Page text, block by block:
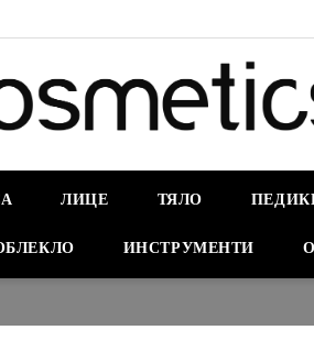
ЛИЦЕ ТЯЛО
ИНСТРУМЕНТИ